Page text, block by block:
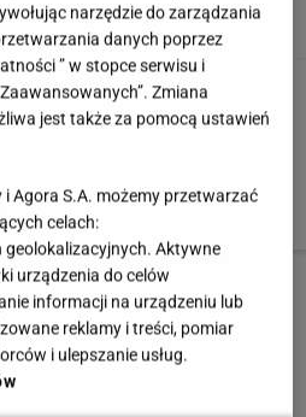
Paryż, HK Living, 60 x 60 x 28 cm. Cena
abażury - tani sposób
narzędzie do zarządzania
danych poprzez
” w stopce serwisu i
Zmiana
jest także za pomocą ustawień
Agora S.A. możemy przetwarzać
celach:
geolokalizacyjnych. Aktywne
urządzenia do celów
informacji na urządzeniu lub
reklamy i treści, pomiar
i ulepszanie usług.